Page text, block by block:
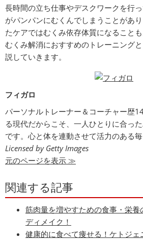
長時間の立ち仕事やデスクワークを行
がパンパンにむくんでしまうことがあ
たケアではむくみ依存体質になること
むくみ解消におすすめのトレーニング
説していきます。
フィガロ
パーソナルトレーナー＆コーチャー歴
る現代だからこそ、一人ひとりに合っ
です。心と体を連動させて活力のある
Licensed by Getty Images
元のページを表示 ≫
関連する記事
筋肉量を増やすための食事・栄
ディメイク！
健康的に食べて痩せる！ケトジ